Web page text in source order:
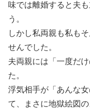
味では離婚すると夫
う。
しかし私両親も私も
せんでした。
夫両親には「一度だ
た。
浮気相手が「あんな
て、まさに地獄絵図の